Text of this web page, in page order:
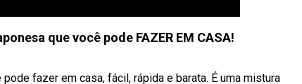
que você pode FAZER EM CASA!
fazer em casa, fácil, rápida e barata. É uma mistura